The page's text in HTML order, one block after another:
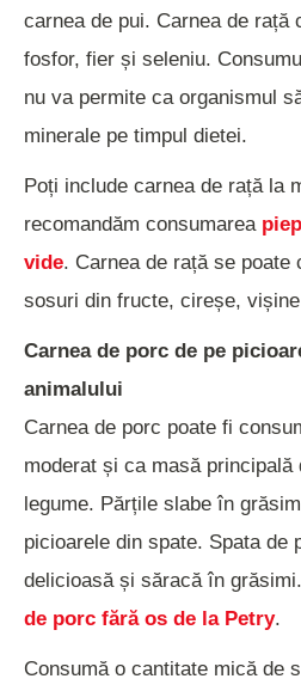
carnea de pui. Carnea de rață
fosfor, fier și seleniu.
nu va permite ca organismul
minerale pe timpul dietei.
Poți include carnea de rață la
recomandăm consumarea
vide. Carnea de rață se poate
sosuri din fructe, cireșe,
Carnea de porc de pe
animalului
Carnea de porc poate fi
moderat și ca masă principală
legume. Părțile slabe în
picioarele din spate. Spata de
delicioasă și săracă în
de porc fără os de la Petry.
Consumă o cantitate mică de